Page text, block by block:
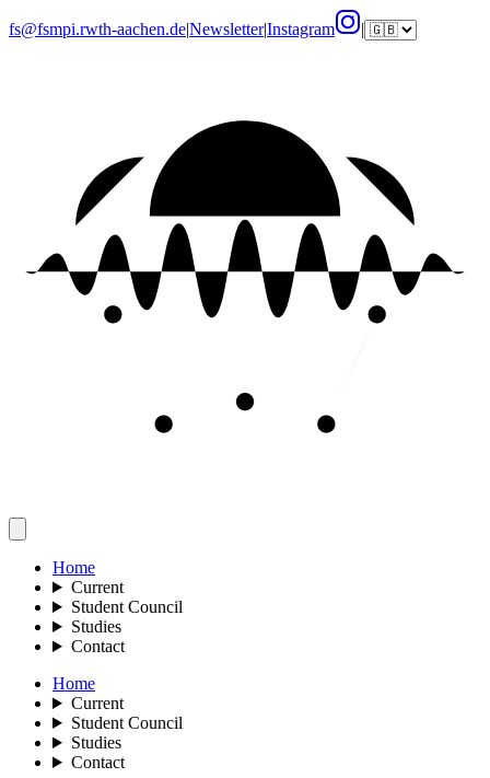
fs@fsmpi.rwth-aachen.de|Newsletter|Instagram |
Home
Current
Student Council
Studies
Contact
Home
Current
Student Council
Studies
Contact